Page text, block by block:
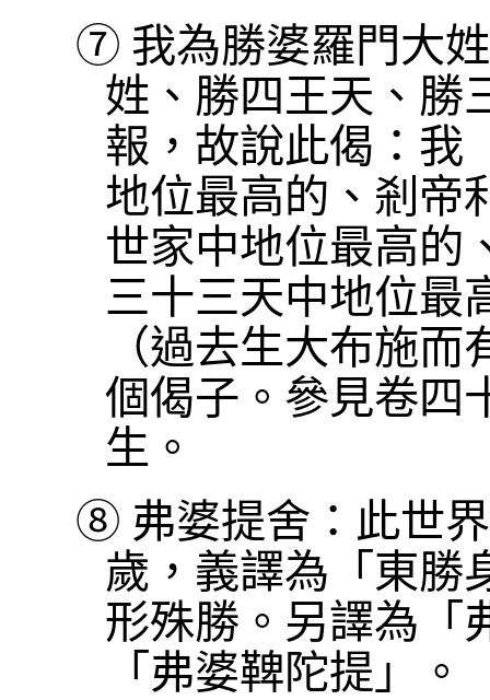
⑦ 我為勝婆羅門大
姓、勝四王天、勝
報，故說此偈：我
地位最高的、剎帝
世家中地位最高的
三十三天中地位最
（過去生大布施
個偈子。參見卷四
生。
⑧ 弗婆提舍：此世
歲，義譯為「東勝
形殊勝。另譯為「
「弗婆鞞陀提」。